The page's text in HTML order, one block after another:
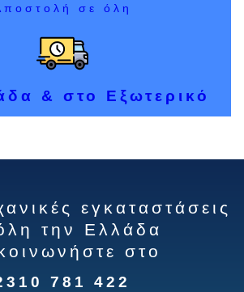
σε όλη
& στο Εξωτερικό
εγκαταστάσεις
την Ελλάδα
στο
781 422